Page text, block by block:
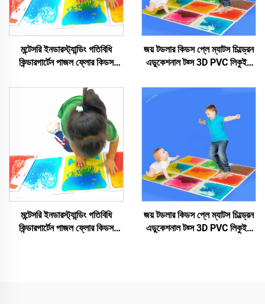
মন্টেসরি ইনডারস্ট্যান্ডিং গতিবিধি
কিন্ডারগার্টেন পাজল ফ্লোর কিডস
লিকুইড টাইলস
জয় টডলার কিডস প্লে ম্যাটস চিল্ড্রেন
এডুকেশনাল টয়্স 3D PVC লিকুইড
মন্টেসরি ইনডারস্ট্যান্ডিং গতিবিধি
কিন্ডারগার্টেন পাজল ফ্লোর কিডস
জয় টডলার কিডস প্লে ম্যাটস চিল্ড্রেন
এডুকেশনাল টয়্স 3D PVC লিকুইড